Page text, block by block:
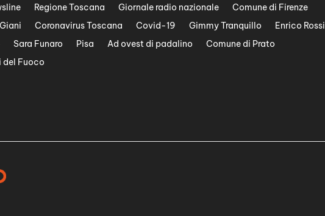
Regione Toscana Giornale radio nazionale
Comune di Firenze
Coronavirus Toscana Covid-19 Gimmy Tranquillo
Enrico Rossi
Sara Funaro Pisa Ad ovest di padalino
Comune di Prato
del Fuoco